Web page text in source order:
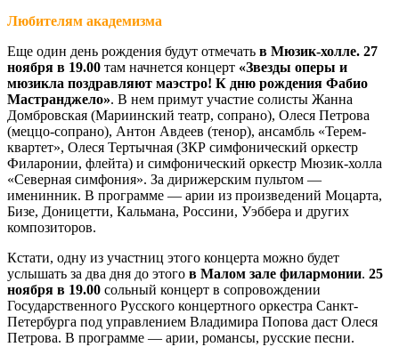
Любителям академизма
Еще один день рождения будут отмечать в Мюзик-холле. 27
ноября в 19.00 там начнется концерт «Звезды оперы и
мюзикла поздравляют маэстро! К дню рождения Фабио
Мастранджело». В нем примут участие солисты Жанна
Домбровская (Мариинский театр, сопрано), Олеся Петрова
(меццо-сопрано), Антон Авдеев (тенор), ансамбль «Терем-
квартет», Олеся Тертычная (ЗКР симфонический оркестр
Филаронии, флейта) и симфонический оркестр Мюзик-холла
«Северная симфония». За дирижерским пультом —
именинник. В программе — арии из произведений Моцарта,
Бизе, Доницетти, Кальмана, Россини, Уэббера и других
композиторов.
Кстати, одну из участниц этого концерта можно будет
услышать за два дня до этого в Малом зале филармонии. 25
ноября в 19.00 сольный концерт в сопровождении
Государственного Русского концертного оркестра Санкт-
Петербурга под управлением Владимира Попова даст Олеся
Петрова. В программе — арии, романсы, русские песни.